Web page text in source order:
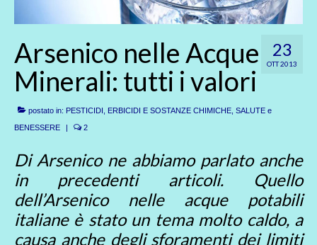
23
OTT 2013
Arsenico nelle Acque
Minerali: tutti i valori
postato in: PESTICIDI, ERBICIDI E SOSTANZE CHIMICHE SALUTE e
BENESSERE
| 2
Di Arsenico ne abbiamo parlato anche
in precedenti articoli. Quello
dell’Arsenico nelle acque potabili
italiane è stato un tema molto caldo, a
causa anche degli sforamenti dei limiti